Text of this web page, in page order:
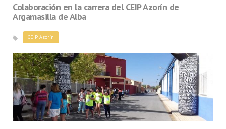
Colaboración en la carrera del CEIP Azorín de
Argamasilla de Alba
CEIP Azorín